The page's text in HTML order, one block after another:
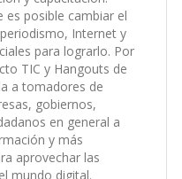
es posible cambiar el
Internet y
para lograrlo. Por
TIC y Hangouts de
a tomadores de
gobiernos,
en general a
y más
aprovechar las
mundo digital.